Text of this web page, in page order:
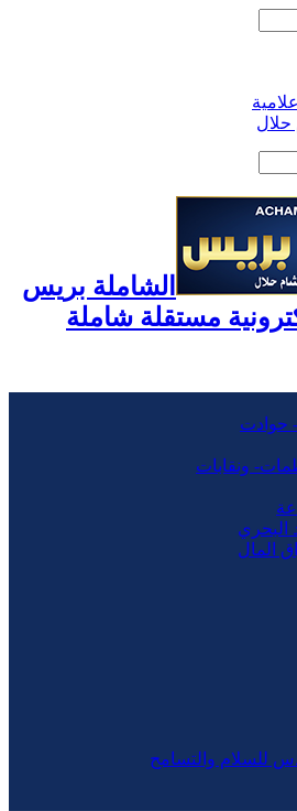
حلال
الشاملة بريس
مستقلة شاملة
حوادت
ونقابات
البحري
المال
للسلام والتسامح